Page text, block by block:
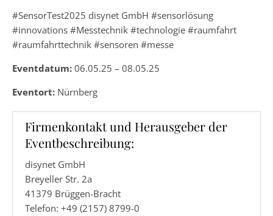
#SensorTest2025 disynet GmbH #sensorlösung
#innovations #Messtechnik #technologie #raumfahrt
#raumfahrttechnik #sensoren #messe
Eventdatum: 06.05.25 – 08.05.25
Eventort: Nürnberg
Firmenkontakt und Herausgeber der
Eventbeschreibung:
disynet GmbH
Breyeller Str. 2a
41379 Brüggen-Bracht
Telefon: +49 (2157) 8799-0